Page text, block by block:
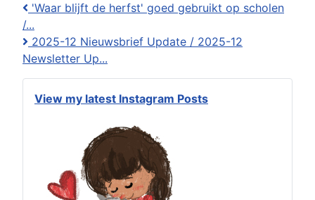
View my latest Instagram Posts
'Waar blijft de herfst' goed gebruikt op scholen
/...
2025-12 Nieuwsbrief Update / 2025-12
Newsletter Up...